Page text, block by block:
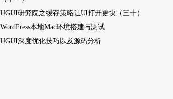
UGUI研究院之缓存策略让UI打开更快（三十）
WordPress本地Mac环境搭建与测试
UGUI深度优化技巧以及源码分析